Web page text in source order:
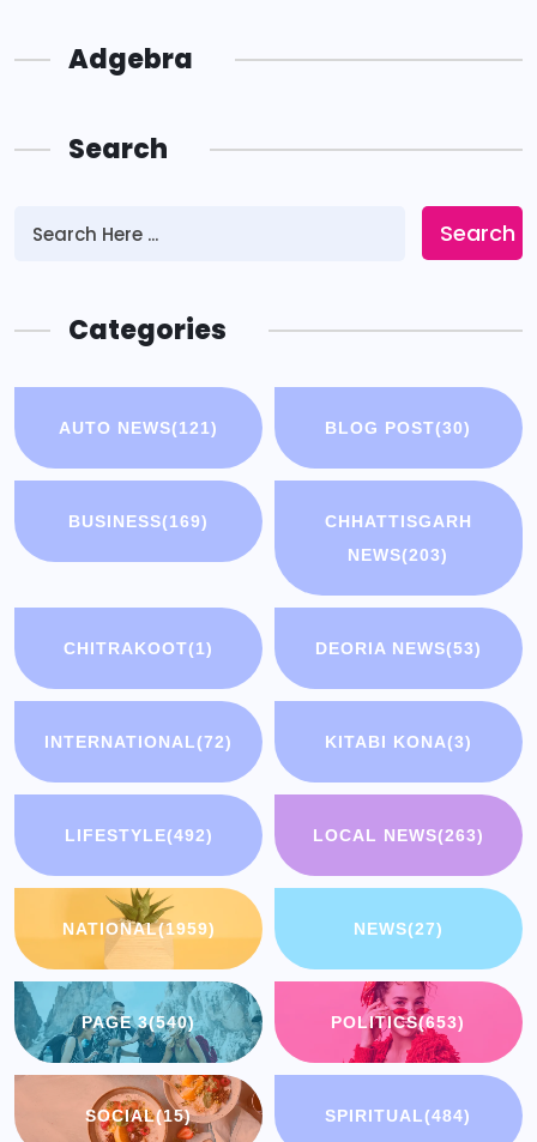
Adgebra
Search
Search
Categories
AUTO NEWS(121) BLOG POST(30)
BUSINESS(169)
CHHATTISGARH
NEWS(203)
CHITRAKOOT(1) DEORIA NEWS(53)
INTERNATIONAL(72) KITABI KONA(3)
LIFESTYLE(492) LOCAL NEWS(263)
NATIONAL(1959) NEWS(27)
PAGE 3(540) POLITICS(653)
SOCIAL(15) SPIRITUAL(484)